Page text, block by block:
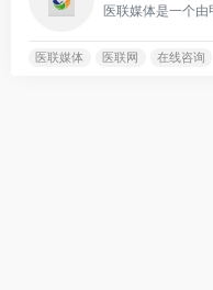
医联媒体 医联网 在线咨询